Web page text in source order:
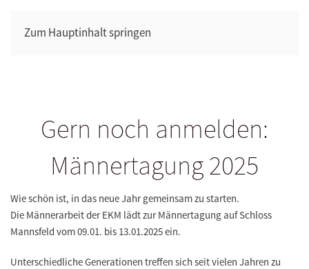
Zum Hauptinhalt springen
Gern noch anmelden:
Männertagung 2025
Wie schön ist, in das neue Jahr gemeinsam zu starten.
Die Männerarbeit der EKM lädt zur Männertagung auf Schloss
Mannsfeld vom 09.01. bis 13.01.2025 ein.
Unterschiedliche Generationen treffen sich seit vielen Jahren zu